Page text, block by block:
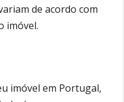
de acordo com
imóvel.
imóvel em Portugal,